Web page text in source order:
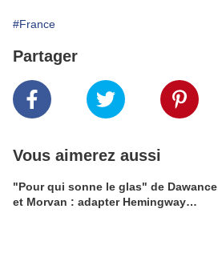
#France
Partager
Vous aimerez aussi
"Pour qui sonne le glas" de Dawance
et Morvan : adapter Hemingway…